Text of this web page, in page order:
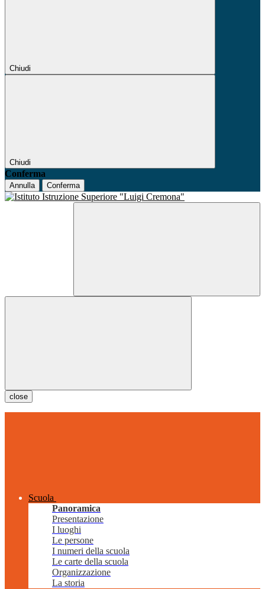
Chiudi
Chiudi
Conferma
Annulla Conferma
close
Scuola
Panoramica
Presentazione
I luoghi
Le persone
I numeri della scuola
Le carte della scuola
Organizzazione
La storia